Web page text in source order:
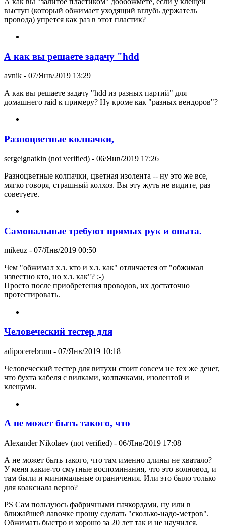
выступ (который обжимает уходящий вглубь держатель
провода) упрется как раз в этот пластик?
А как вы решаете задачу "hdd
avnik - 07/Янв/2019 13:29
А как вы решаете задачу "hdd из разных партий" для
домашнего raid к примеру? Ну кроме как "разных вендоров"?
Разноцветные колпачки,
sergeignatkin (not verified) - 06/Янв/2019 17:26
Разноцветные колпачки, цветная изолента -- ну это же все,
мягко говоря, страшный колхоз. Вы эту жуть не видите, раз
советуете.
Самопальные требуют прямых рук и опыта.
mikeuz - 07/Янв/2019 00:50
Чем "обжимал х.з. кто и х.з. как" отличается от "обжимал
известно кто, но х.з. как"? ;-)
Просто после приобретения проводов, их достаточно
протестировать.
Человеческий тестер для
adipocerebrum - 07/Янв/2019 10:18
Человеческий тестер для витухи стоит совсем не тех же денег,
что бухта кабеля с вилками, колпачками, изолентой и
клещами.
А не может быть такого, что
Alexander Nikolaev (not verified) - 06/Янв/2019 17:08
А не может быть такого, что там именно длины не хватало?
У меня какие-то смутные воспоминания, что это волновод, и
там были и минимальные ограничения. Или это было только
для коаксиала верно?
PS Сам пользуюсь фабричными пачкордами, ну или в
ближайшей лавочке прошу сделать "сколько-надо-метров".
Обжимать быстро и хорошо за 20 лет так и не научился.